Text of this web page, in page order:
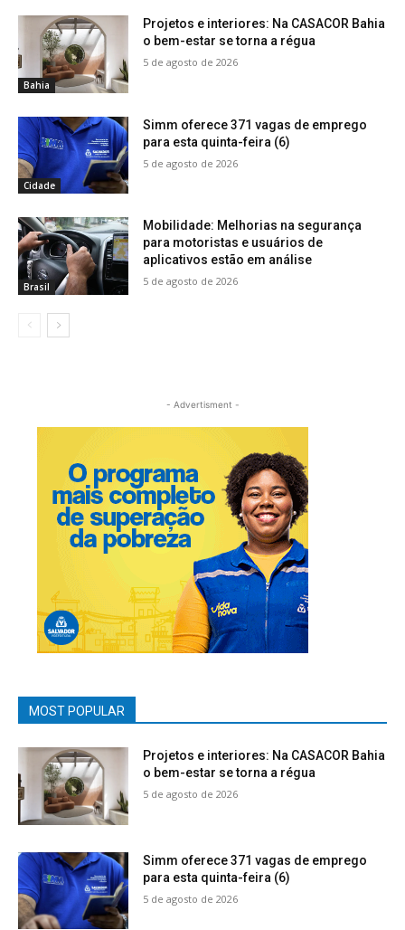
Bahia
Projetos e interiores: Na CASACOR Bahia
o bem-estar se torna a régua
5 de agosto de 2026
Cidade
Simm oferece 371 vagas de emprego
para esta quinta-feira (6)
5 de agosto de 2026
Brasil
Mobilidade: Melhorias na segurança
para motoristas e usuários de
aplicativos estão em análise
5 de agosto de 2026
- Advertisment -
MOST POPULAR
Projetos e interiores: Na CASACOR Bahia
o bem-estar se torna a régua
5 de agosto de 2026
Simm oferece 371 vagas de emprego
para esta quinta-feira (6)
5 de agosto de 2026